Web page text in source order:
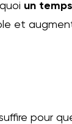
un
et
pour